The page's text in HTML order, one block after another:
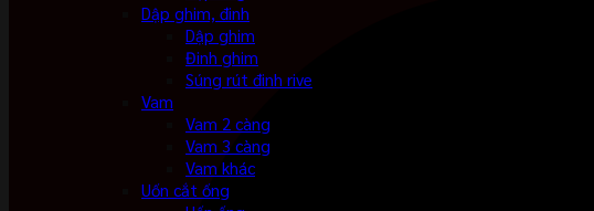
Dập ghim, đinh
Dập ghim
Đinh ghim
Súng rút đinh rive
Vam
Vam 2 càng
Vam 3 càng
Vam khác
Uốn cắt ống